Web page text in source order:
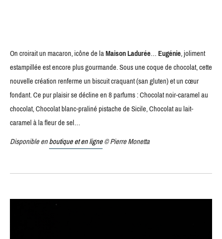
On croirait un macaron, icône de laMaison Ladurée…Eugénie, joliment
estampillée est encore plus gourmande. Sous une coque de chocolat, cette
nouvelle création renferme un biscuit craquant (san gluten) et un cœur
fondant. Ce pur plaisir se décline en 8 parfums : Chocolat noir-caramel au
chocolat, Chocolat blanc-praliné pistache de Sicile, Chocolat au lait-
caramel à la fleur de sel…
Disponible enboutique et en ligne© Pierre Monetta